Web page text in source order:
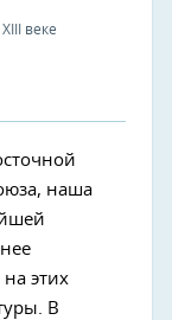
веке
наша
этих
В